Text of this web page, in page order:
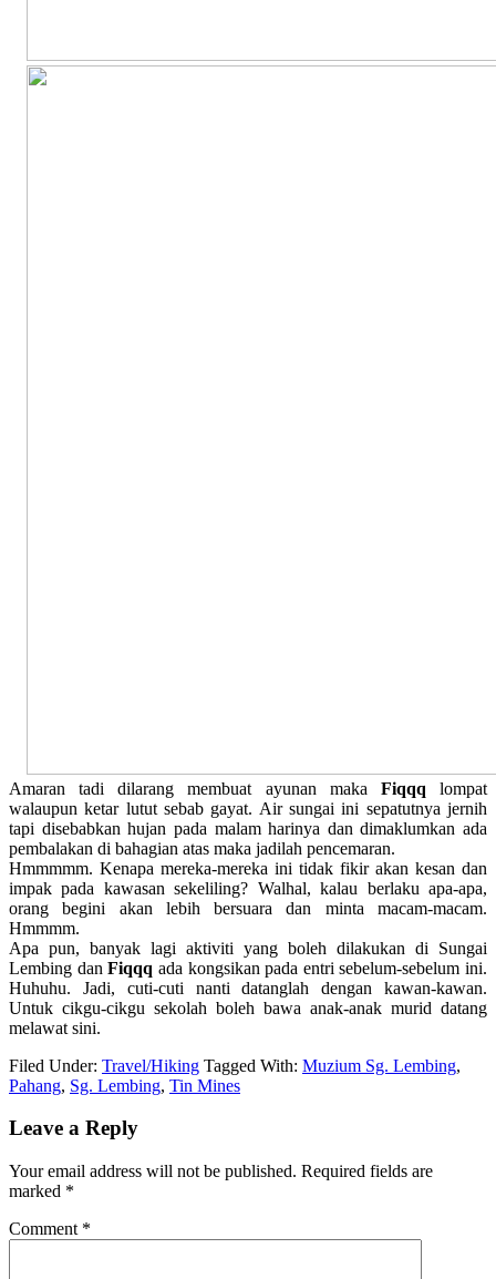
Amaran tadi dilarang membuat ayunan maka Fiqqq lompat
walaupun ketar lutut sebab gayat. Air sungai ini sepatutnya jernih
tapi disebabkan hujan pada malam harinya dan dimaklumkan ada
pembalakan di bahagian atas maka jadilah pencemaran.
Hmmmmm. Kenapa mereka-mereka ini tidak fikir akan kesan dan
impak pada kawasan sekeliling? Walhal, kalau berlaku apa-apa,
orang begini akan lebih bersuara dan minta macam-macam.
Hmmmm.
Apa pun, banyak lagi aktiviti yang boleh dilakukan di Sungai
Lembing danFiqqq ada kongsikan pada entri sebelum-sebelum ini.
Huhuhu. Jadi, cuti-cuti nanti datanglah dengan kawan-kawan.
Untuk cikgu-cikgu sekolah boleh bawa anak-anak murid datang
melawat sini.
Filed Under: Travel/Hiking Tagged With: Muzium Sg. Lembing,
Pahang, Sg. Lembing, Tin Mines
Leave a Reply
Your email address will not be published. Required fields are
marked *
Comment *